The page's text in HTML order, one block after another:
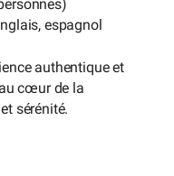
espagnol
authentique et
cœur de la
sérénité.